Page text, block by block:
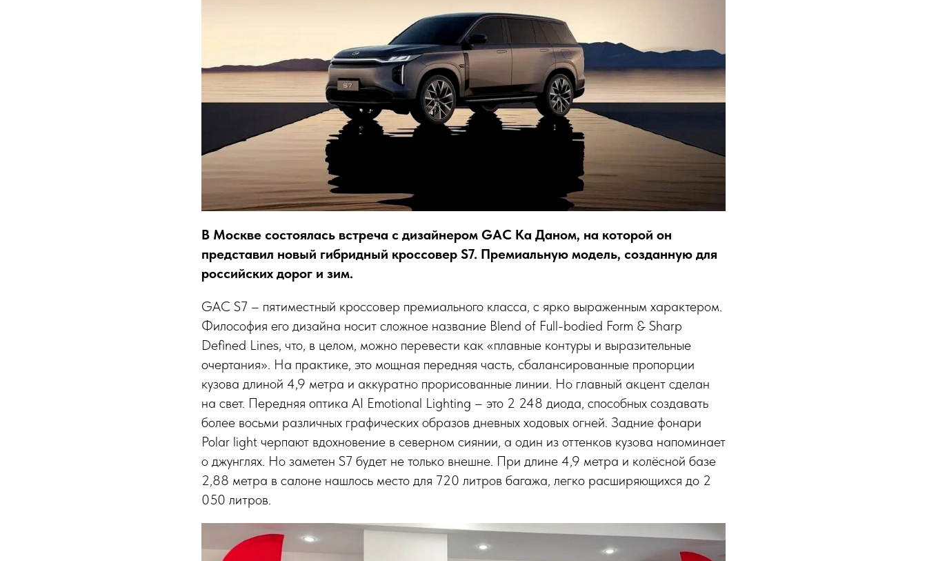
В Москве состоялась встреча с дизайнером GAC Ка Даном, на которой он
представил новый гибридный кроссовер S7. Премиальную модель, созданную для
российских дорог и зим.
GAC S7 – пятиместный кроссовер премиального класса, с ярко выраженным характером.
Философия его дизайна носит сложное название Blend of Full-bodied Form & Sharp
Defined Lines, что, в целом, можно перевести как «плавные контуры и выразительные
очертания». На практике, это мощная передняя часть, сбалансированные пропорции
кузова длиной 4,9 метра и аккуратно прорисованные линии. Но главный акцент сделан
на свет. Передняя оптика AI Emotional Lighting – это 2 248 диода, способных создавать
более восьми различных графических образов дневных ходовых огней. Задние фонари
Polar light черпают вдохновение в северном сиянии, а один из оттенков кузова напоминает
о джунглях. Но заметен S7 будет не только внешне. При длине 4,9 метра и колёсной базе
2,88 метра в салоне нашлось место для 720 литров багажа, легко расширяющихся до 2
050 литров.